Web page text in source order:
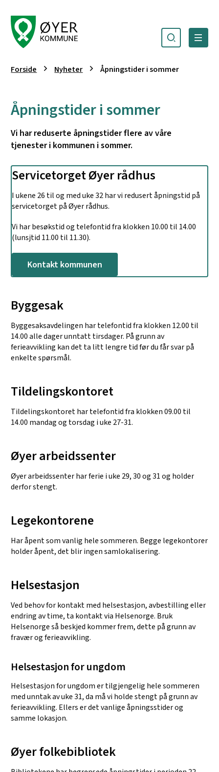
Søk Meny
Du er her:
Forside Nyheter Åpningstider i sommer
Åpningstider i sommer
Vi har reduserte åpningstider flere av våre
tjenester i kommunen i sommer.
Servicetorget Øyer rådhus
I ukene 26 til og med uke 32 har vi redusert åpningstid på
servicetorget på Øyer rådhus.
Vi har besøkstid og telefontid fra klokken 10.00 til 14.00
(lunsjtid 11.00 til 11.30).
Kontakt kommunen
Byggesak
Byggesaksavdelingen har telefontid fra klokken 12.00 til
14.00 alle dager unntatt tirsdager. På grunn av
ferieavvikling kan det ta litt lengre tid før du får svar på
enkelte spørsmål.
Tildelingskontoret
Tildelingskontoret har telefontid fra klokken 09.00 til
14.00 mandag og torsdag i uke 27-31.
Øyer arbeidssenter
Øyer arbeidssenter har ferie i uke 29, 30 og 31 og holder
derfor stengt.
Legekontorene
Har åpent som vanlig hele sommeren. Begge legekontorer
holder åpent, det blir ingen samlokalisering.
Helsestasjon
Ved behov for kontakt med helsestasjon, avbestilling eller
endring av time, ta kontakt via Helsenorge. Bruk
Helsenorge så beskjed kommer frem, dette på grunn av
fravær og ferieavvikling.
Helsestasjon for ungdom
Helsestasjon for ungdom er tilgjengelig hele sommeren
med unntak av uke 31, da må vi holde stengt på grunn av
ferieavvikling. Ellers er det vanlige åpningsstider og
samme lokasjon.
Øyer folkebibliotek